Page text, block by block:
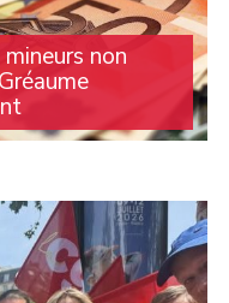
non
de nombreux
(...)